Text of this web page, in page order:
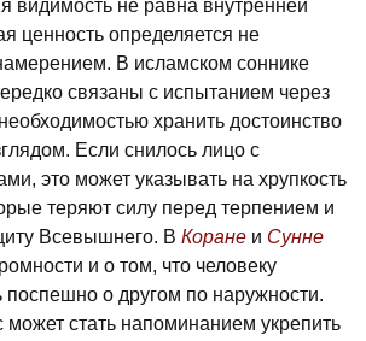
видимость не равна внутренней
ценность определяется не
В исламском соннике
связаны с испытанием через
хранить достоинство
Если снилось лицо с
это может указывать на хрупкость
теряют силу перед терпением и
Всевышнего. В Коране и Сунне
и о том, что человеку
поспешно о другом по наружности.
может стать напоминанием укрепить